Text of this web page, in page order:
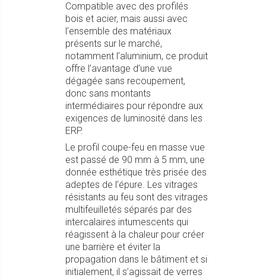
Compatible avec des profilés
bois et acier, mais aussi avec
l’ensemble des matériaux
présents sur le marché,
notamment l’aluminium, ce produit
offre l’avantage d’une vue
dégagée sans recoupement,
donc sans montants
intermédiaires pour répondre aux
exigences de luminosité dans les
ERP.
Le profil coupe-feu en masse vue
est passé de 90 mm à 5 mm, une
donnée esthétique très prisée des
adeptes de l’épure. Les vitrages
résistants au feu sont des vitrages
multifeuilletés séparés par des
intercalaires intumescents qui
réagissent à la chaleur pour créer
une barrière et éviter la
propagation dans le bâtiment et si
initialement, il s’agissait de verres